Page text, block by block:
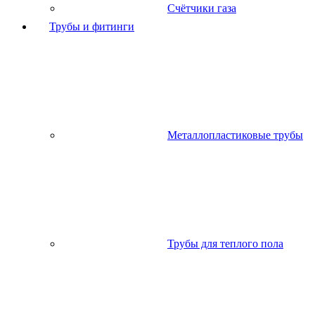
Счётчики газа
Трубы и фитинги
Металлопластиковые трубы
Трубы для теплого пола